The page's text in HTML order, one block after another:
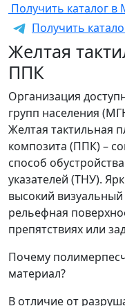
Получить каталог в
Получить
Желтая
ППК
Организация
групп населения
Желтая тактильная
композита (ППК) –
способ
указателей (ТНУ).
высокий
рельефная
препятствиях или
Почему
материал?
В отличие от